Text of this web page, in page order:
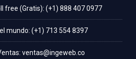
free (Gratis): (+1) 888 407 0977
mundo: (+1) 713 554 8397